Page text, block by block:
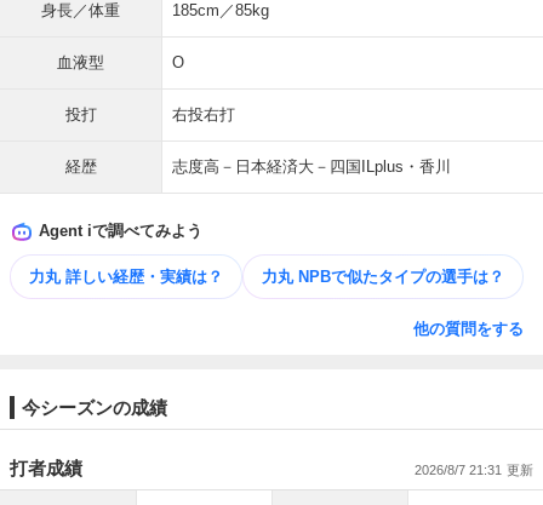
身長／体重 185cm／85kg
血液型 O
投打 右投右打
経歴 志度高－日本経済大－四国ILplus・香川
Agent iで調べてみよう
力丸 詳しい経歴・実績は？ 力丸 NPBで似たタイプの選手は？
他の質問をする
今シーズンの成績
打者成績 2026/8/7 21:31